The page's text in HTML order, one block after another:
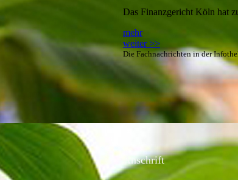
Das Finanzgericht Köln hat
mehr
weiter >>
Die Fachnachrichten in der
Anschrift